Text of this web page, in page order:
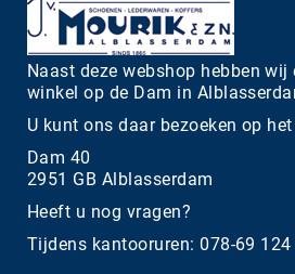
Naast deze webshop hebben wij
winkel op de Dam in
U kunt ons daar bezoeken op
Dam 40
2951 GB Alblasserdam
Heeft u nog vragen?
Tijdens kantooruren: 078-69 124